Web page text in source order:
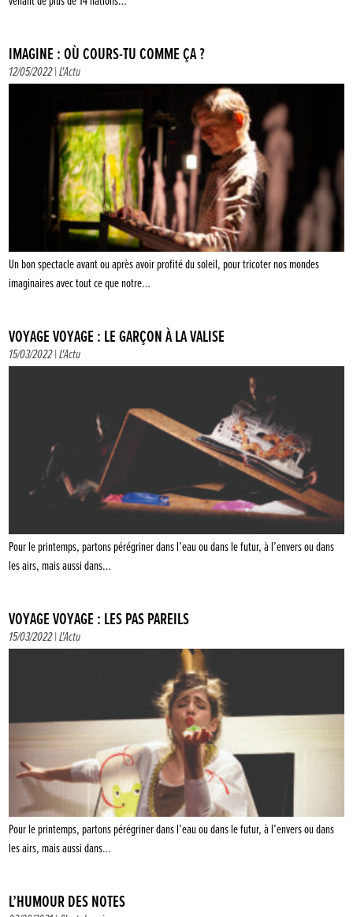
IMAGINE : OÙ COURS-TU COMME ÇA ?
12/05/2022 |L'Actu
Un bon spectacle avant ou après avoir profité du soleil, pour tricoter nos mondes
imaginaires avec tout ce que notre…
VOYAGE VOYAGE : LE GARÇON À LA VALISE
15/03/2022 |L'Actu
Pour le printemps, partons pérégriner dans l’eau ou dans le futur, à l’envers ou dans
les airs, mais aussi dans…
VOYAGE VOYAGE : LES PAS PAREILS
15/03/2022 |L'Actu
Pour le printemps, partons pérégriner dans l’eau ou dans le futur, à l’envers ou dans
les airs, mais aussi dans…
L’HUMOUR DES NOTES